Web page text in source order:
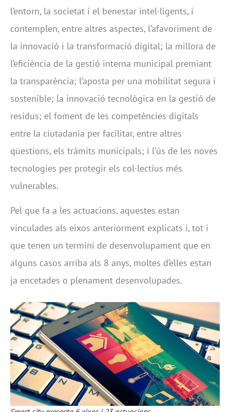
l’entorn, la societat i el benestar intel·ligents, i
contemplen, entre altres aspectes, l’afavoriment de
la innovació i la transformació digital; la millora de
l’eficiència de la gestió interna municipal premiant
la transparència; l’aposta per una mobilitat segura i
sostenible; la innovació tecnològica en la gestió de
residus; el foment de les competències digitals
entre la ciutadania per facilitar, entre altres
qüestions, els tràmits municipals; i l’ús de les noves
tecnologies per protegir els col·lectius més
vulnerables.
Pel que fa a les actuacions, aquestes estan
vinculades als eixos anteriorment explicats i, tot i
que tenen un termini de desenvolupament que en
alguns casos arriba als 8 anys, moltes d’elles estan
ja encetades o plenament desenvolupades.